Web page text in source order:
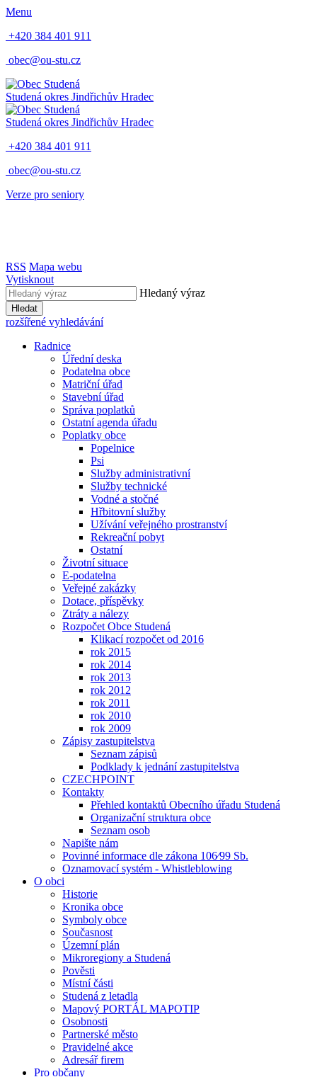
Menu
+420 384 401 911
obec@ou-stu.cz
Studená okres Jindřichův Hradec
Studená okres Jindřichův Hradec
+420 384 401 911
obec@ou-stu.cz
Verze pro seniory
RSS Mapa webu
Vytisknout
Hledaný výraz
Hledat
rozšířené vyhledávání
Radnice
Úřední deska
Podatelna obce
Matriční úřad
Stavební úřad
Správa poplatků
Ostatní agenda úřadu
Poplatky obce
Popelnice
Psi
Služby administrativní
Služby technické
Vodné a stočné
Hřbitovní služby
Užívání veřejného prostranství
Rekreační pobyt
Ostatní
Životní situace
E-podatelna
Veřejné zakázky
Dotace, příspěvky
Ztráty a nálezy
Rozpočet Obce Studená
Klikací rozpočet od 2016
rok 2015
rok 2014
rok 2013
rok 2012
rok 2011
rok 2010
rok 2009
Zápisy zastupitelstva
Seznam zápisů
Podklady k jednání zastupitelstva
CZECHPOINT
Kontakty
Přehled kontaktů Obecního úřadu Studená
Organizační struktura obce
Seznam osob
Napište nám
Povinné informace dle zákona 106⁄99 Sb.
Oznamovací systém - Whistleblowing
O obci
Historie
Kronika obce
Symboly obce
Současnost
Územní plán
Mikroregiony a Studená
Pověsti
Místní části
Studená z letadla
Mapový PORTÁL MAPOTIP
Osobnosti
Partnerské město
Pravidelné akce
Adresář firem
Pro občany